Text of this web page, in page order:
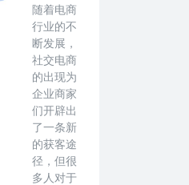
随着电商
行业的不
断发展，
社交电商
的出现为
企业商家
们开辟出
了一条新
的获客途
径，但很
多人对于